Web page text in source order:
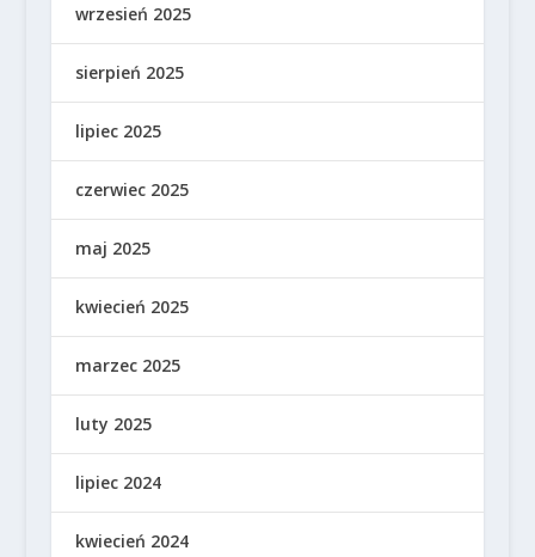
wrzesień 2025
sierpień 2025
lipiec 2025
czerwiec 2025
maj 2025
kwiecień 2025
marzec 2025
luty 2025
lipiec 2024
kwiecień 2024